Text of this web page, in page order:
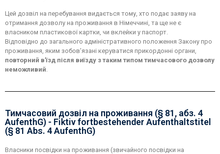
Цей дозвіл на перебування видається тому, хто подає заяву на
отримання дозволу на проживання в Німеччині, та ще не є
власником пластикової картки, чи вклейки у паспорт.
Відповідно до загального адміністративного положення Закону про
проживання, яким зобов’язані керуватися прикордонні органи,
повторний в’їзд після виїзду з таким типом тимчасового дозволу
неможливий.
Тимчасовий дозвіл на проживання (§ 81, абз. 4
AufenthG) - Fiktiv fortbestehender Aufenthaltstitel
(§ 81 Abs. 4 AufenthG)
Власники посвідки на проживання (звичайного посвідки на